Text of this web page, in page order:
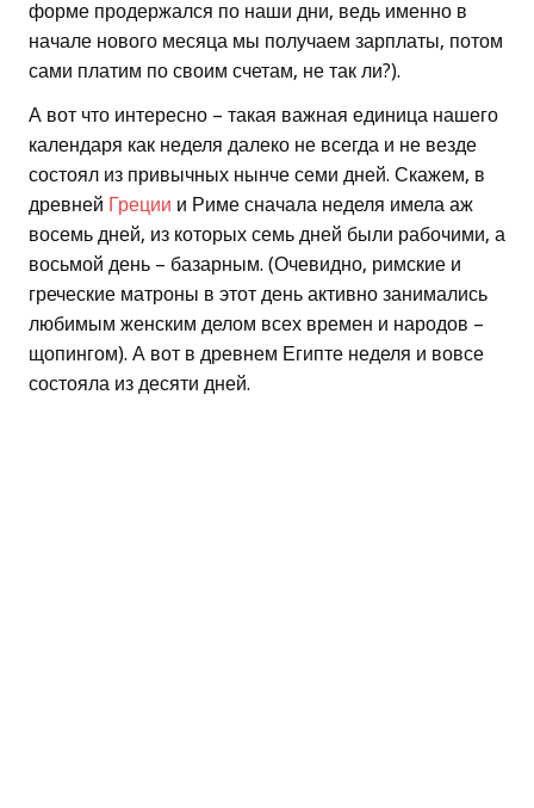
форме продержался по наши дни, ведь именно в
начале нового месяца мы получаем зарплаты, потом
сами платим по своим счетам, не так ли?).
А вот что интересно – такая важная единица нашего
календаря как неделя далеко не всегда и не везде
состоял из привычных нынче семи дней. Скажем, в
древней Греции и Риме сначала неделя имела аж
восемь дней, из которых семь дней были рабочими, а
восьмой день – базарным. (Очевидно, римские и
греческие матроны в этот день активно занимались
любимым женским делом всех времен и народов –
щопингом). А вот в древнем Египте неделя и вовсе
состояла из десяти дней.